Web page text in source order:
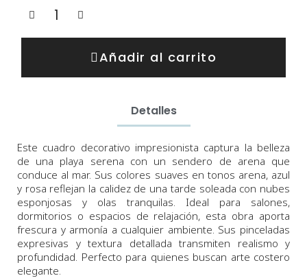
Añadir al carrito
Detalles
Este cuadro decorativo impresionista captura la belleza
de una playa serena con un sendero de arena que
conduce al mar. Sus colores suaves en tonos arena, azul
y rosa reflejan la calidez de una tarde soleada con nubes
esponjosas y olas tranquilas. Ideal para salones,
dormitorios o espacios de relajación, esta obra aporta
frescura y armonía a cualquier ambiente. Sus pinceladas
expresivas y textura detallada transmiten realismo y
profundidad. Perfecto para quienes buscan arte costero
elegante.